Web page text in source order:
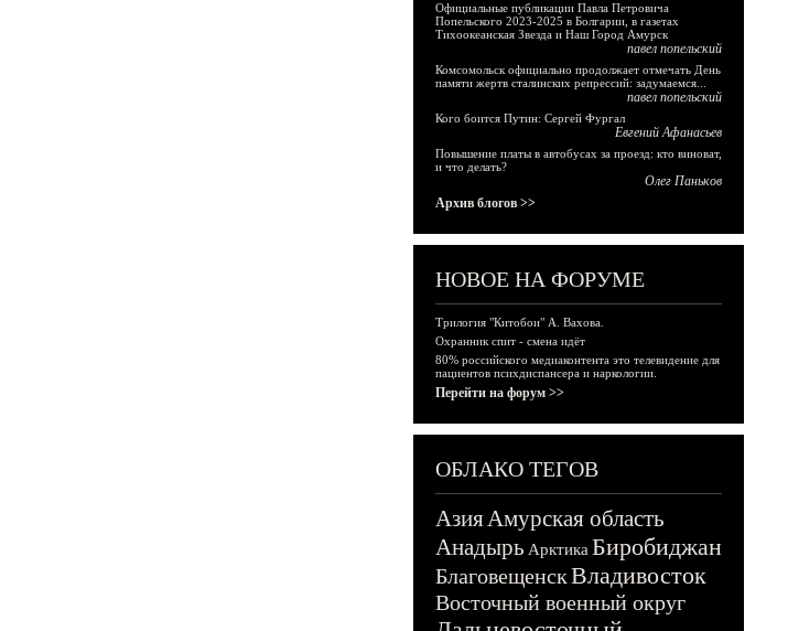
Официальные публикации Павла Петровича
Попельского 2023-2025 в Болгарии, в газетах
Тихоокеанская Звезда и Наш Город Амурск
павел попельский
Комсомольск официально продолжает отмечать День
памяти жертв сталинских репрессий: задумаемся...
павел попельский
Кого боится Путин: Сергей Фургал
Евгений Афанасьев
Повышение платы в автобусах за проезд: кто виноват,
и что делать?
Олег Паньков
Архив блогов >>
НОВОЕ НА ФОРУМЕ
Трилогия "Китобои" А. Вахова.
Охранник спит - смена идёт
80% российского медиаконтента это телевидение для
пациентов психдиспансера и наркологии.
Перейти на форум >>
ОБЛАКО ТЕГОВ
АзияАмурская область
Анадырь Арктика Биробиджан
БлаговещенскВладивосток
Восточный военный округ